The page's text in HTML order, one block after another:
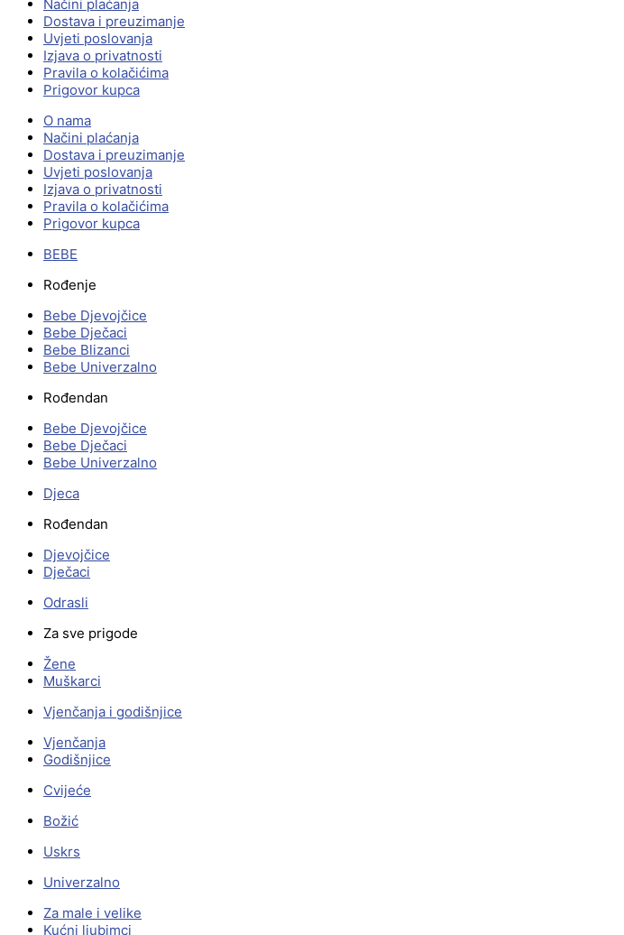
Načini plaćanja
Dostava i preuzimanje
Uvjeti poslovanja
Izjava o privatnosti
Pravila o kolačićima
Prigovor kupca
O nama
Načini plaćanja
Dostava i preuzimanje
Uvjeti poslovanja
Izjava o privatnosti
Pravila o kolačićima
Prigovor kupca
BEBE
Rođenje
Bebe Djevojčice
Bebe Dječaci
Bebe Blizanci
Bebe Univerzalno
Rođendan
Bebe Djevojčice
Bebe Dječaci
Bebe Univerzalno
Djeca
Rođendan
Djevojčice
Dječaci
Odrasli
Za sve prigode
Žene
Muškarci
Vjenčanja i godišnjice
Vjenčanja
Godišnjice
Cvijeće
Božić
Uskrs
Univerzalno
Za male i velike
Kućni ljubimci